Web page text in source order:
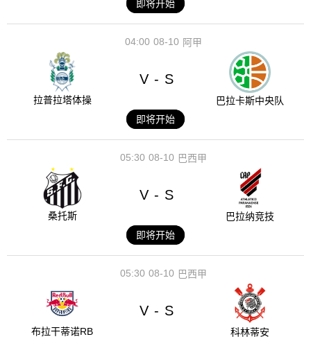
即将开始
08-10
04:00 阿甲
拉普拉塔体操
V - S
巴拉卡斯中央队
即将开始
08-10
05:30 巴西甲
桑托斯
V - S
巴拉纳竞技
即将开始
08-10
05:30 巴西甲
布拉干蒂诺RB
V - S
科林蒂安